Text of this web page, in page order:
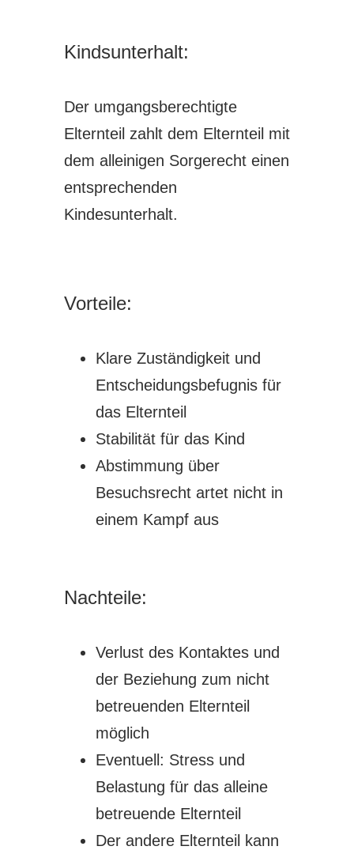
Kindsunterhalt:
Der umgangsberechtigte
Elternteil zahlt dem Elternteil mit
dem alleinigen Sorgerecht einen
entsprechenden
Kindesunterhalt.
Vorteile:
Klare Zuständigkeit und
Entscheidungsbefugnis für
das Elternteil
Stabilität für das Kind
Abstimmung über
Besuchsrecht artet nicht in
einem Kampf aus
Nachteile:
Verlust des Kontaktes und
der Beziehung zum nicht
betreuenden Elternteil
möglich
Eventuell: Stress und
Belastung für das alleine
betreuende Elternteil
Der andere Elternteil kann